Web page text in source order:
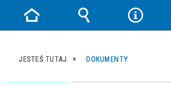
JESTEŚ TUTAJ DOKUMENTY
Strona
główna
Wyszukiwarka